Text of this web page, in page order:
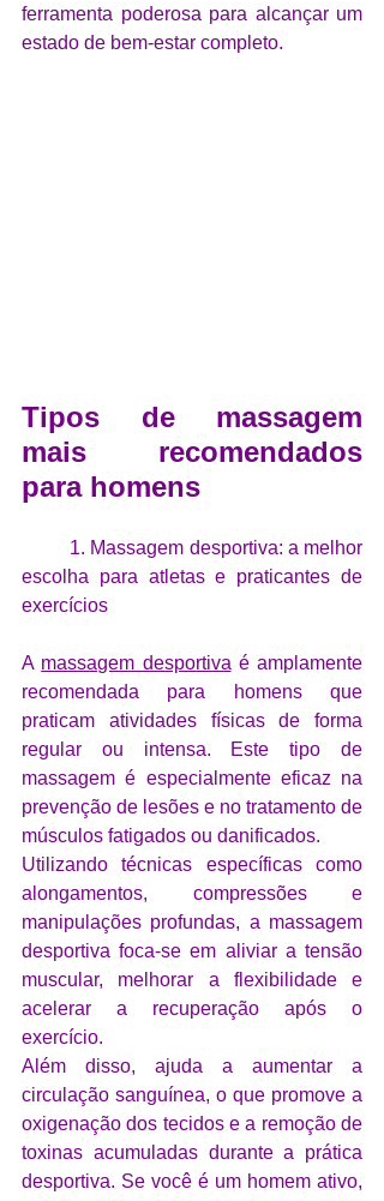
ferramenta poderosa para alcançar um
estado de bem-estar completo.
Tipos de massagem
mais recomendados
para homens
escolha para atletas e praticantes de
exercícios
A massagem desportiva é amplamente
recomendada para homens que
praticam atividades físicas de forma
regular ou intensa. Este tipo de
massagem é especialmente eficaz na
prevenção de lesões e no tratamento de
músculos fatigados ou danificados.
Utilizando técnicas específicas como
alongamentos, compressões e
manipulações profundas, a massagem
desportiva foca-se em aliviar a tensão
muscular, melhorar a flexibilidade e
acelerar a recuperação após o
exercício.
Além disso, ajuda a aumentar a
circulação sanguínea, o que promove a
oxigenação dos tecidos e a remoção de
toxinas acumuladas durante a prática
desportiva. Se você é um homem ativo,